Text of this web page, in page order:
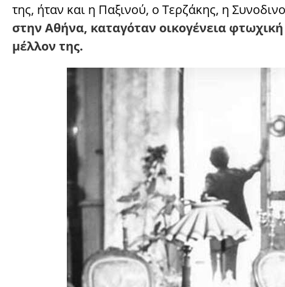
της, ήταν και η Παξινού, ο Τερζάκης, η
στην Αθήνα, καταγόταν οικογένεια
μέλλον της.